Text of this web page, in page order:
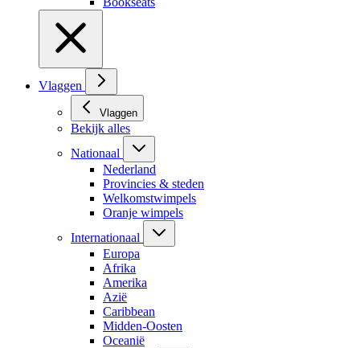
Vlaggen
Vlaggen
Bekijk alles
Nationaal
Nederland
Provincies & steden
Welkomstwimpels
Oranje wimpels
Internationaal
Europa
Afrika
Amerika
Azië
Caribbean
Midden-Oosten
Oceanië